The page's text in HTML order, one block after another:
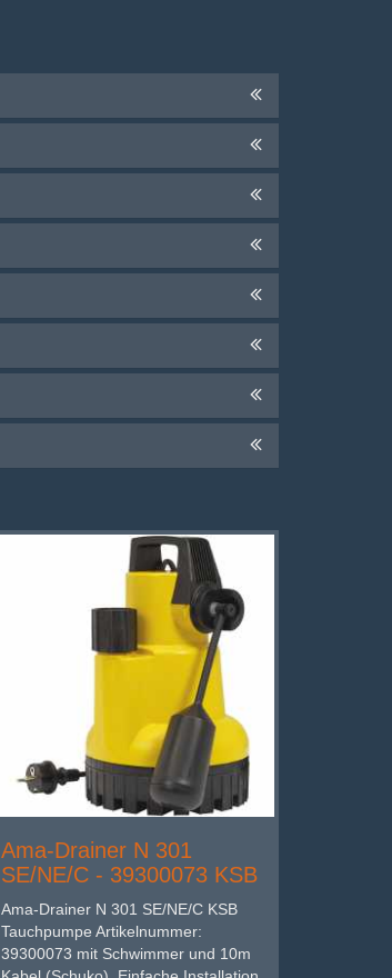
Ama-Drainer N 301
SE/NE/C - 39300073 KSB
Ama-Drainer N 301 SE/NE/C KSB
Tauchpumpe Artikelnummer:
39300073 mit Schwimmer und 10m